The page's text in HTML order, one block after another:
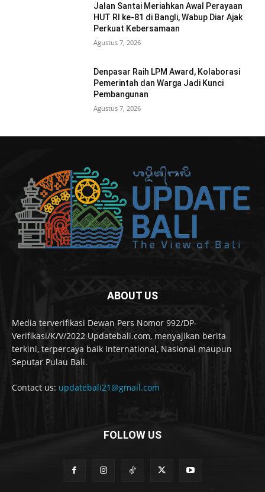
Jalan Santai Meriahkan Awal Perayaan
HUT RI ke-81 di Bangli, Wabup Diar Ajak
Perkuat Kebersamaan
Agustus 7, 2026
Denpasar Raih LPM Award, Kolaborasi
Pemerintah dan Warga Jadi Kunci
Pembangunan
Agustus 7, 2026
ABOUT US
Media terverifikasi Dewan Pers Nomor 992/DP-
Verifikasi/K/V/2022 Updatebali.com, menyajikan berita
terkini, terpercaya baik International, Nasional maupun
Seputar Pulau Bali.
Contact us: updatebali21@gmail.com
FOLLOW US